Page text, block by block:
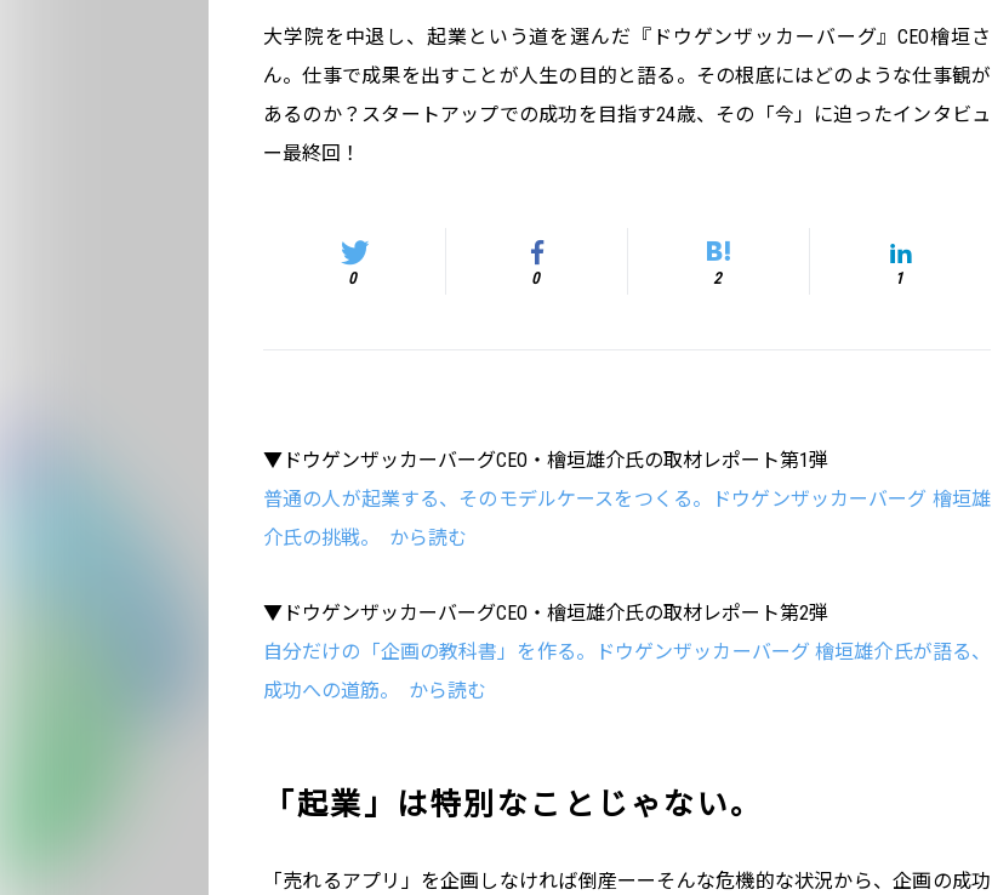
大学院を中退し、起業という道を選んだ『ドウゲンザッカーバーグ』CEO檜垣さ
ん。仕事で成果を出すことが人生の目的と語る。その根底にはどのような仕事観が
あるのか？スタートアップでの成功を目指す24歳、その「今」に迫ったインタビュ
ー最終回！
0 0 2 1
▼ドウゲンザッカーバーグCEO・檜垣雄介氏の取材レポート第1弾
普通の人が起業する、そのモデルケースをつくる。ドウゲンザッカーバーグ 檜垣雄
介氏の挑戦。 から読む
▼ドウゲンザッカーバーグCEO・檜垣雄介氏の取材レポート第2弾
自分だけの「企画の教科書」を作る。ドウゲンザッカーバーグ 檜垣雄介氏が語る、
成功への道筋。 から読む
「起業」は特別なことじゃない。
「売れるアプリ」を企画しなければ倒産ーーそんな危機的な状況から、企画の成功